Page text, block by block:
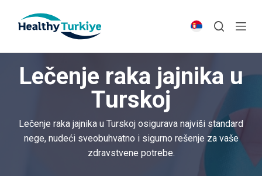
p
Lečenje raka jajnika u
Turskoj
Lečenje raka jajnika u Turskoj osigurava najviši standard
nege, nudeći sveobuhvatno i sigurno rešenje za vaše
zdravstvene potrebe.